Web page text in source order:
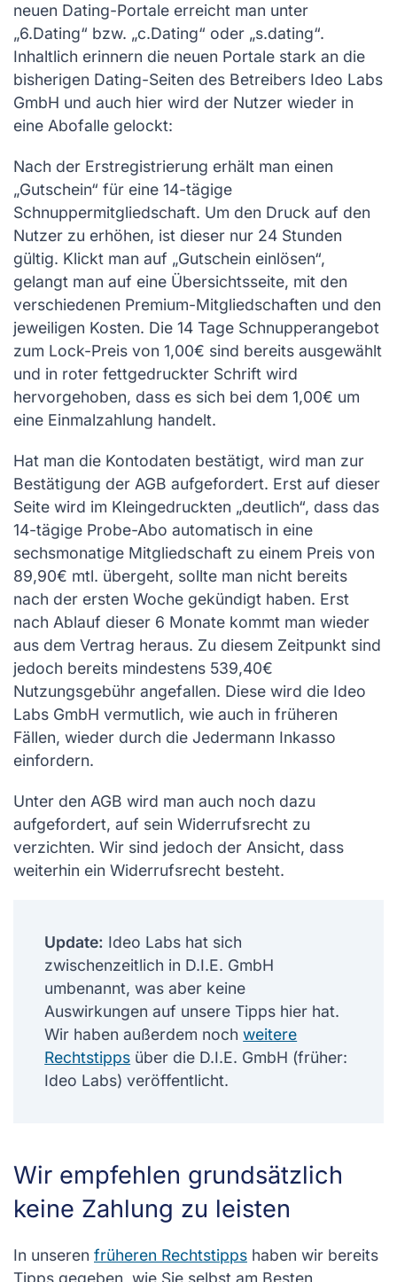
neuen Dating-Portale erreicht man unter
„6.Dating“ bzw. „c.Dating“ oder „s.dating“.
Inhaltlich erinnern die neuen Portale stark an die
bisherigen Dating-Seiten des Betreibers Ideo Labs
GmbH und auch hier wird der Nutzer wieder in
eine Abofalle gelockt:
Nach der Erstregistrierung erhält man einen
„Gutschein“ für eine 14-tägige
Schnuppermitgliedschaft. Um den Druck auf den
Nutzer zu erhöhen, ist dieser nur 24 Stunden
gültig. Klickt man auf „Gutschein einlösen“,
gelangt man auf eine Übersichtsseite, mit den
verschiedenen Premium-Mitgliedschaften und den
jeweiligen Kosten. Die 14 Tage Schnupperangebot
zum Lock-Preis von 1,00€ sind bereits ausgewählt
und in roter fettgedruckter Schrift wird
hervorgehoben, dass es sich bei dem 1,00€ um
eine Einmalzahlung handelt.
Hat man die Kontodaten bestätigt, wird man zur
Bestätigung der AGB aufgefordert. Erst auf dieser
Seite wird im Kleingedruckten „deutlich“, dass das
14-tägige Probe-Abo automatisch in eine
sechsmonatige Mitgliedschaft zu einem Preis von
89,90€ mtl. übergeht, sollte man nicht bereits
nach der ersten Woche gekündigt haben. Erst
nach Ablauf dieser 6 Monate kommt man wieder
aus dem Vertrag heraus. Zu diesem Zeitpunkt sind
jedoch bereits mindestens 539,40€
Nutzungsgebühr angefallen. Diese wird die Ideo
Labs GmbH vermutlich, wie auch in früheren
Fällen, wieder durch die Jedermann Inkasso
einfordern.
Unter den AGB wird man auch noch dazu
aufgefordert, auf sein Widerrufsrecht zu
verzichten. Wir sind jedoch der Ansicht, dass
weiterhin ein Widerrufsrecht besteht.
Update: Ideo Labs hat sich
zwischenzeitlich in D.I.E. GmbH
umbenannt, was aber keine
Auswirkungen auf unsere Tipps hier hat.
Wir haben außerdem nochweitere
Rechtstipps über die D.I.E. GmbH (früher:
Ideo Labs) veröffentlicht.
Wir empfehlen grundsätzlich
keine Zahlung zu leisten
In unseren früheren Rechtstipps haben wir bereits